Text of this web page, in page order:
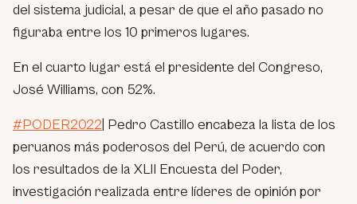
del sistema judicial, a pesar de que el año pasado no
figuraba entre los 10 primeros lugares.
En el cuarto lugar está el presidente del Congreso,
José Williams, con 52%.
#PODER2022| Pedro Castillo encabeza la lista de los
peruanos más poderosos del Perú, de acuerdo con
los resultados de la XLII Encuesta del Poder,
investigación realizada entre líderes de opinión por